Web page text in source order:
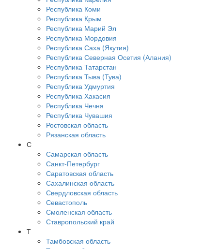
Республика Коми
Республика Крым
Республика Марий Эл
Республика Мордовия
Республика Саха (Якутия)
Республика Северная Осетия (Алания)
Республика Татарстан
Республика Тыва (Тува)
Республика Удмуртия
Республика Хакасия
Республика Чечня
Республика Чувашия
Ростовская область
Рязанская область
С
Самарская область
Санкт-Петербург
Саратовская область
Сахалинская область
Свердловская область
Севастополь
Смоленская область
Ставропольский край
Т
Тамбовская область